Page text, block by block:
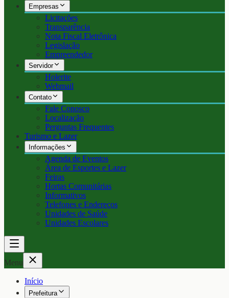
Empresas
Licitações
Transparência
Nota Fiscal Eletrônica
Legislação
Empreendedor
Servidor
Holerite
Webmail
Contato
Fale Conosco
Localização
Perguntas Frequentes
Turismo e Lazer
Informações
Agenda de Eventos
Área de Esportes e Lazer
Feiras
Hortas Comunitárias
Informativos
Telefones e Endereços
Unidades de Saúde
Unidades Escolares
Menu
Início
Prefeitura